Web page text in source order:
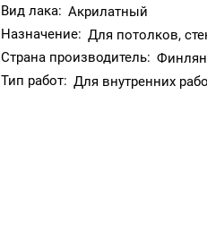
Вид лака: Акрилатный
Назначение: Для потолков,
Страна производитель:
Тип работ: Для внутренних